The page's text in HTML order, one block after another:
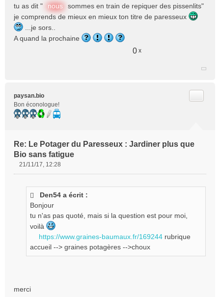
tu as dit " nous
sommes en train de repiquer des pissenlits"
je comprends de mieux en mieux ton titre de paresseux
...je sors..
A quand la prochaine
0 x
paysan.bio
Bon éconologue!
Re: Le Potager du Paresseux : Jardiner plus que
Bio sans fatigue
21/11/17, 12:28
Den54 a écrit :
Bonjour
tu n'as pas quoté, mais si la question est pour moi,
voilà
https://www.graines-baumaux.fr/169244 rubrique
accueil --> graines potagères -->choux
merci